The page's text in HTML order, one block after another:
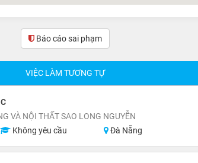
Báo cáo sai phạm
VIỆC LÀM TƯƠNG TỰ
VÀ NỘI THẤT SAO LONG NGUYỄN
Không yêu cầu Đà Nẵng